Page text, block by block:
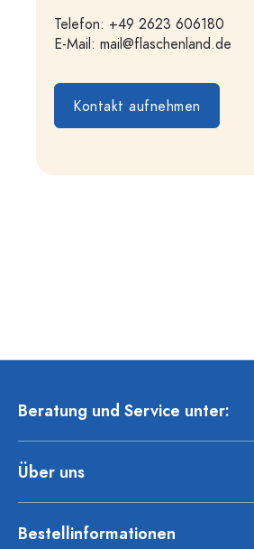
Telefon: +49 2623 606180
E-Mail: mail@flaschenland.de
Kontakt aufnehmen
Beratung und Service unter:
Über uns
Bestellinformationen